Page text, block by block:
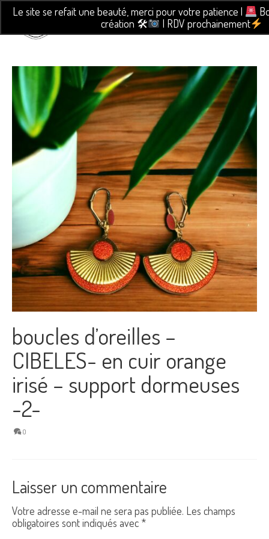
Le site se refait une beauté, merci pour votre patience |
création 🛠
| RDV prochainement
boucles d’oreilles –
CIBELES- en cuir orange
irisé – support dormeuses
-2-
0
Laisser un commentaire
Votre adresse e-mail ne sera pas publiée. Les champs
obligatoires sont indiqués avec *